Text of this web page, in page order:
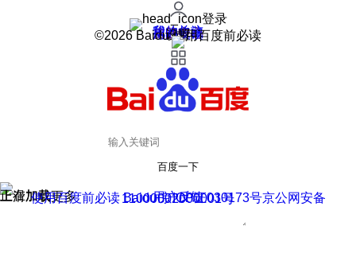
登录
我的关注
我的收藏
皮肤中心
用户反馈
设置
©2026 Baidu 使用百度前必读
百度一下
正在加载
上滑加载更多 用户反馈
使用百度前必读 Baidu 京ICP证030173号
京公网安备11000002000001号